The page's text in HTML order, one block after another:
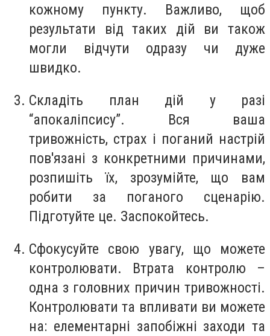
кожному пункту. Важливо, щоб
результати від таких дій ви також
могли відчути одразу чи дуже
швидко.
Складіть план дій у разі
“апокаліпсису”. Вся ваша
тривожність, страх і поганий настрій
пов'язані з конкретними причинами,
розпишіть їх, зрозумійте, що вам
робити за поганого сценарію.
Підготуйте це. Заспокойтесь.
Сфокусуйте свою увагу, що можете
контролювати. Втрата контролю –
одна з головних причин тривожності.
Контролювати та впливати ви можете
на: елементарні запобіжні заходи та